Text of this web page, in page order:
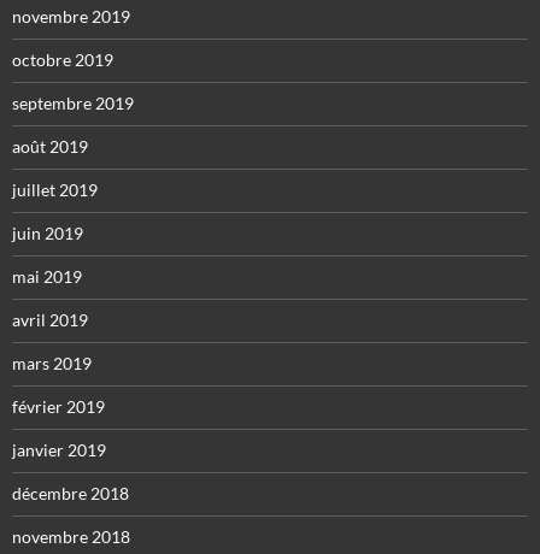
novembre 2019
octobre 2019
septembre 2019
août 2019
juillet 2019
juin 2019
mai 2019
avril 2019
mars 2019
février 2019
janvier 2019
décembre 2018
novembre 2018